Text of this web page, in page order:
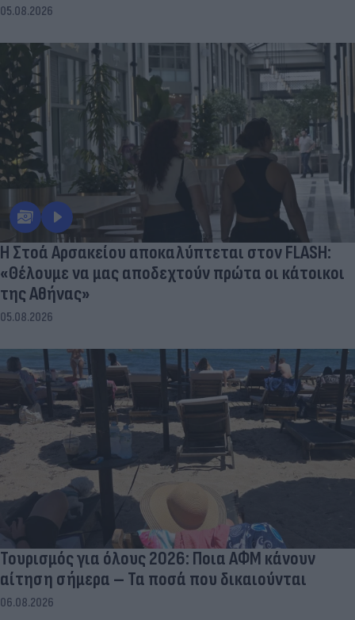
05.08.2026
Η Στοά Αρσακείου αποκαλύπτεται στον FLASH:
«Θέλουμε να μας αποδεχτούν πρώτα οι κάτοικοι
της Αθήνας»
05.08.2026
Τουρισμός για όλους 2026: Ποια ΑΦΜ κάνουν
αίτηση σήμερα – Τα ποσά που δικαιούνται
06.08.2026